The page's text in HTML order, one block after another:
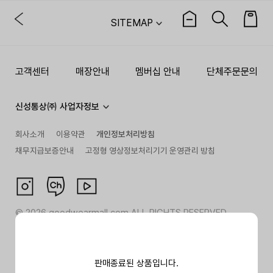
판매종료된 상품입니다.
SITEMAP
고객센터 매장안내 멤버십 안내 단체주문문의
신성통상㈜ 사업자정보
회사소개 이용약관
개인정보처리방침
채무지급보증안내
고정형 영상정보처리기기 운영관리 방침
©2026goodwearmall.com ALL RIGHTS RESERVED